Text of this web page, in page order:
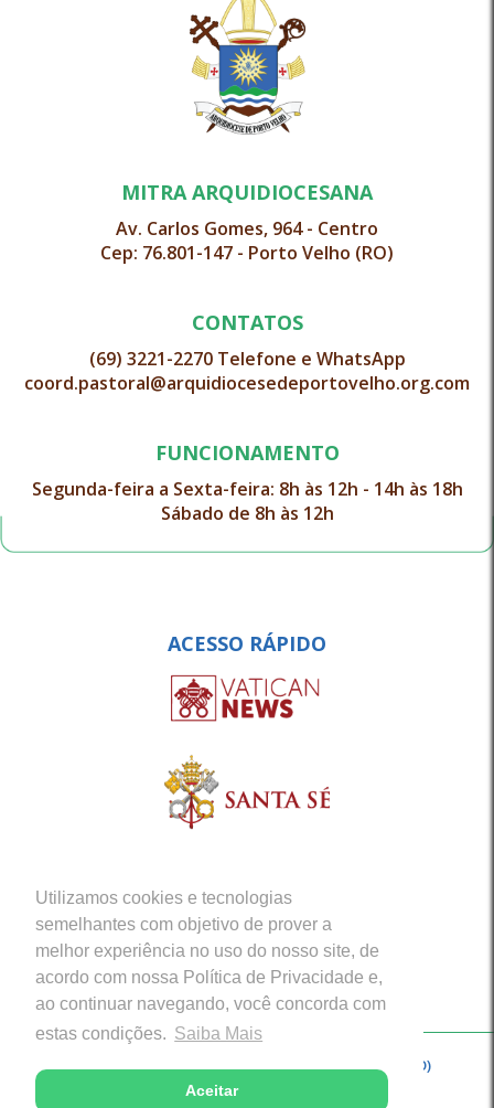
Utilizamos cookies e tecnologias
semelhantes com objetivo de prover a
melhor experiência no uso do nosso site, de
acordo com nossa Política de Privacidade e,
ao continuar navegando, você concorda com
estas condições. Saiba Mais
Aceitar
MITRA ARQUIDIOCESANA
Av. Carlos Gomes, 964 - Centro
Cep: 76.801-147 - Porto Velho (RO)
CONTATOS
(69) 3221-2270 Telefone e WhatsApp
coord.pastoral@arquidiocesedeportovelho.org.com
FUNCIONAMENTO
Segunda-feira a Sexta-feira: 8h às 12h - 14h às 18h
Sábado de 8h às 12h
ACESSO RÁPIDO
Copyright © 2026 - Arquidiocese de Porto Velho (RO)
Desenvolvido com excelência por